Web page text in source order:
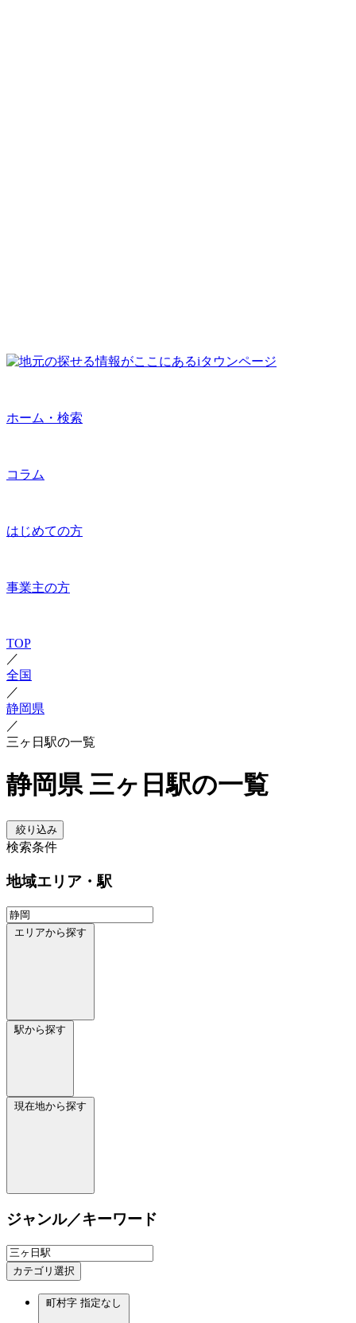
ホーム・検索
コラム
はじめての方
事業主の方
TOP
／
全国
／
静岡県
／
三ヶ日駅の一覧
静岡県 三ヶ日駅の一覧
絞り込み
検索条件
地域エリア・駅
エリアから探す
駅から探す
現在地から探す
ジャンル／キーワード
カテゴリ選択
町村字 指定なし